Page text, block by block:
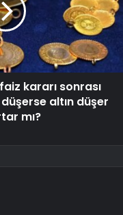
kararı sonrası
altın düşer
mı?